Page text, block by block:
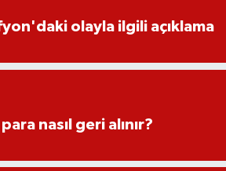
olayla ilgili açıklama
nasıl geri alınır?